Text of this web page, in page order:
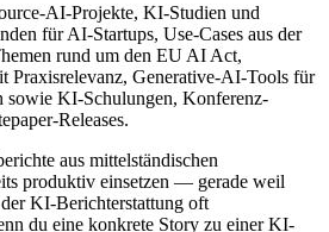
AI-Projekte, KI-Studien und
für AI-Startups, Use-Cases aus der
rund um den EU AI Act,
Praxisrelevanz, Generative-AI-Tools für
sowie KI-Schulungen, Konferenz-
Releases.
aus mittelständischen
produktiv einsetzen — gerade weil
KI-Berichterstattung oft
du eine konkrete Story zu einer KI-